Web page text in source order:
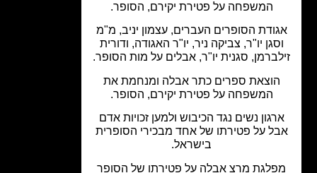
המשפחה על פטירת יקירם, הסופר.
הסופרים העברים, עצמון יניב, מ"מ
יו"ר, צביקה ניר, יו"ר האגודה, ודורית
סגנית יו"ר, אבלים על מות הסופר.
הוצאת ספרים כתר אבלה ומנחמת את
המשפחה על פטירת יקירם, הסופר.
נשים נגד הכיבוש ולמען זכויות אדם
על פטירתו של אחד מבכירי הסופרית
בישראל.
מרצ אבלה על פטירתו של הסופר